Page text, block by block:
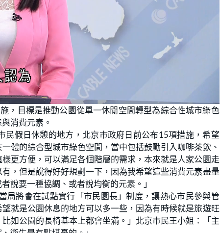
，目標是推動公園從單一休閒空間轉型為綜合性城市綠色
消費元素。
假日休憩的地方，北京市政府日前公布15項措施，希望
體的綜合型城市綠色空間，當中包括鼓勵引入咖啡茶飲、
更方便，可以滿足各個階層的需求，本來就是人家公園走
，但是說得好好規劃一下，因為我希望這些消費元素盡量
說要一種協調、或者說均衡的元素。」
局將會在試點實行「市民園長」制度，讓熱心市民參與管
就是公園休息的地方可以多一些，因為有時候就是旅遊旺
如公園的長椅基本上都會坐滿。」北京市民王小姐：「主